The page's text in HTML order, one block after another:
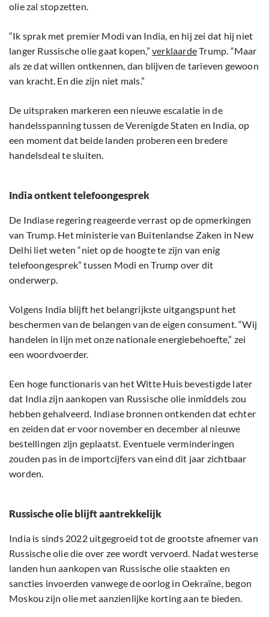
olie zal stopzetten.
“Ik sprak met premier Modi van India, en hij zei dat hij niet
langer Russische olie gaat kopen,” verklaardeTrump. “Maar
als ze dat willen ontkennen, dan blijven de tarieven gewoon
van kracht. En die zijn niet mals.”
De uitspraken markeren een nieuwe escalatie in de
handelsspanning tussen de Verenigde Staten en India, op
een moment dat beide landen proberen een bredere
handelsdeal te sluiten.
India ontkent telefoongesprek
De Indiase regering reageerde verrast op de opmerkingen
van Trump. Het ministerie van Buitenlandse Zaken in New
Delhi liet weten “niet op de hoogte te zijn van enig
telefoongesprek” tussen Modi en Trump over dit
onderwerp.
Volgens India blijft het belangrijkste uitgangspunt het
beschermen van de belangen van de eigen consument. “Wij
handelen in lijn met onze nationale energiebehoefte,” zei
een woordvoerder.
Een hoge functionaris van het Witte Huis bevestigde later
dat India zijn aankopen van Russische olie inmiddels zou
hebben gehalveerd. Indiase bronnen ontkenden dat echter
en zeiden dat er voor november en december al nieuwe
bestellingen zijn geplaatst. Eventuele verminderingen
zouden pas in de importcijfers van eind dit jaar zichtbaar
worden.
Russische olie blijft aantrekkelijk
India is sinds 2022 uitgegroeid tot de grootste afnemer van
Russische olie die over zee wordt vervoerd. Nadat westerse
landen hun aankopen van Russische olie staakten en
sancties invoerden vanwege de oorlog in Oekraïne, begon
Moskou zijn olie met aanzienlijke korting aan te bieden.